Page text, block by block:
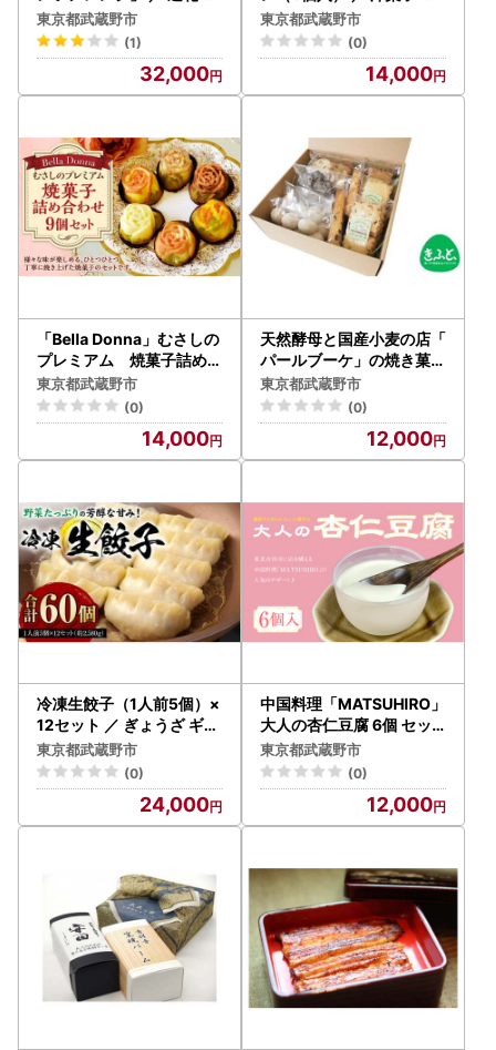
り 東京都 特産品
東京都武蔵野市
(1)
32,000
ザート ケーキ 栗 マロン 東
京都
東京都武蔵野市
(0)
14,000
「Bella Donna」むさしの
プレミアム 焼菓子詰め合
わせ ／ フィナンシェ クッ
キー フロランタン 東京都
東京都武蔵野市
(0)
14,000
天然酵母と国産小麦の店「
パールブーケ」の焼き菓子
セット ／ 【思いやり型返
礼品】 焼菓子 ビスコッテ
ィ クッキー 東京都
東京都武蔵野市
(0)
12,000
冷凍生餃子（1人前5個）×
12セット ／ ぎょうざ ギョ
ーザ 手作り ヘルシー 東京
都
東京都武蔵野市
(0)
24,000
中国料理「MATSUHIRO」
大人の杏仁豆腐 6個 セッ
ト
東京都武蔵野市
(0)
12,000